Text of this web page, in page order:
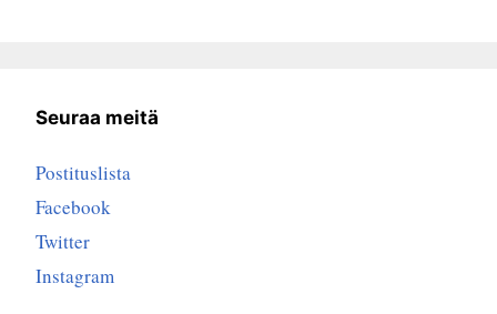
Seuraa meitä
Postituslista
Facebook
Twitter
Instagram